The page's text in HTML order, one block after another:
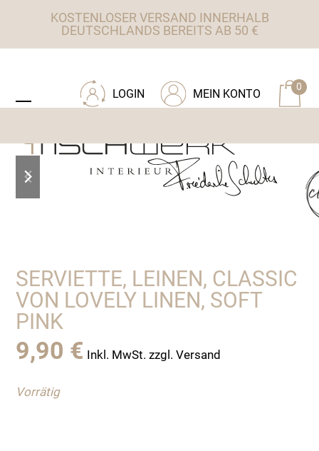
KOSTENLOSER VERSAND INNERHALB
DEUTSCHLANDS BEREITS AB 50 €
0
MEIN KONTO
LOGIN
mobile
mobile
slide
slide
SERVIETTE, LEINEN, CLASSIC
VON LOVELY LINEN, SOFT
PINK
9,90 € Inkl. MwSt. zzgl. Versand
Vorrätig